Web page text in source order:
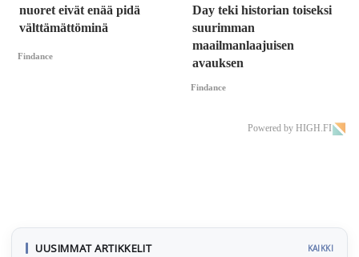
nuoret eivät enää pidä
välttämättöminä
Findance
Day teki historian toiseksi
suurimman
maailmanlaajuisen
avauksen
Findance
Powered by HIGH.FI
UUSIMMAT ARTIKKELIT KAIKKI